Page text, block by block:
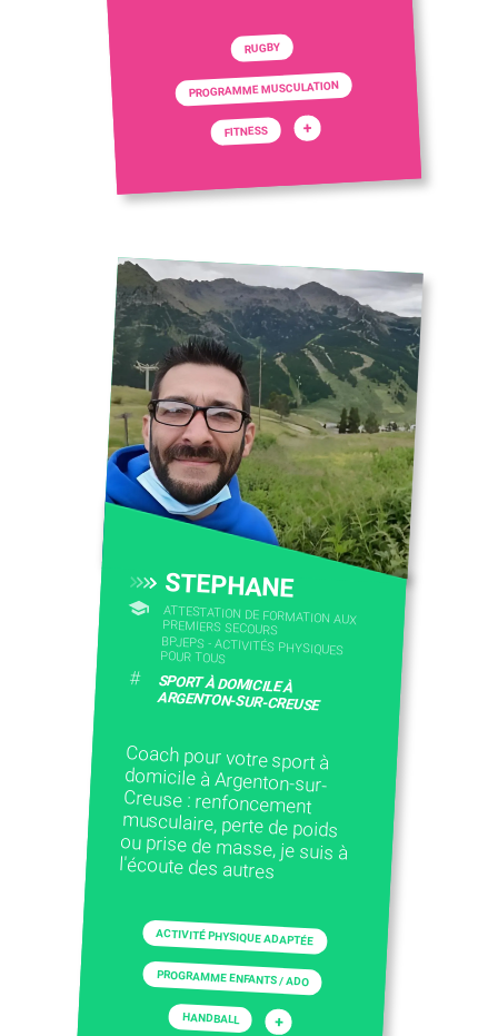
RUGBY
PROGRAMME MUSCULATION
FITNESS +
STEPHANE
ATTESTATION DE FORMATION AUX
PREMIERS SECOURS
BPJEPS - ACTIVITÉS PHYSIQUES
POUR TOUS
# SPORT À DOMICILE À
ARGENTON-SUR-CREUSE
Coach pour votre sport à
domicile à Argenton-sur-
Creuse : renfoncement
musculaire, perte de poids
ou prise de masse, je suis à
l'écoute des autres
ACTIVITÉ PHYSIQUE ADAPTÉE
PROGRAMME ENFANTS / ADO
HANDBALL +